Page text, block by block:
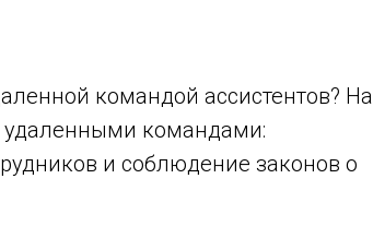
командой ассистентов? На
удаленными командами:
и соблюдение законов о